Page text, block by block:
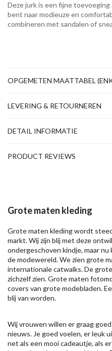
Deze jurk is een fijne toevoeging
bent naar modieuze en
combineren met sandalen of
OPGEMETEN MAATTABEL
LEVERING & RETOURNEREN
DETAIL INFORMATIE
PRODUCT REVIEWS
Grote maten kleding
Grote maten kleding wordt
markt. Wij zijn blij met deze
ondergeschoven kindje, maar
de modewereld. We zien grote
internationale catwalks. De
zichzelf zien. Grote maten
covers van grote modebladen.
blij van worden.
Wij vrouwen willen er graag
nieuws. Je goed voelen, er leuk
net als een mooi cadeautje, als